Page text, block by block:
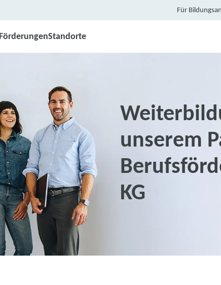
Für
FörderungenStandorte
unserem
KG